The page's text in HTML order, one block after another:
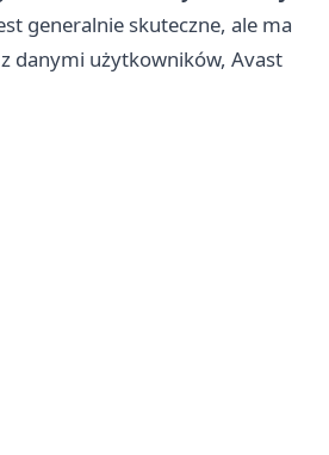
generalnie skuteczne, ale ma
danymi użytkowników, Avast